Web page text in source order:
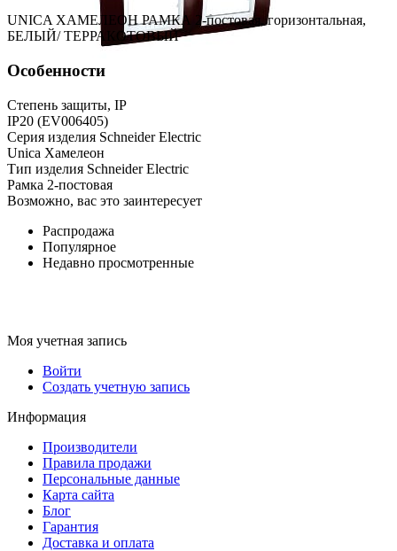
UNICA ХАМЕЛЕОН РАМКА 2-постовая, горизонтальная,
БЕЛЫЙ/ ТЕРРАКОТОВЫЙ
Особенности
Степень защиты, IP
IP20 (EV006405)
Серия изделия Schneider Electric
Unica Хамелеон
Тип изделия Schneider Electric
Рамка 2-постовая
Возможно, вас это заинтересует
Распродажа
Популярное
Недавно просмотренные
Моя учетная запись
Войти
Создать учетную запись
Информация
Производители
Правила продажи
Персональные данные
Карта сайта
Блог
Гарантия
Доставка и оплата